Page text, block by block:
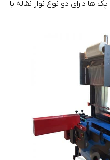
ها دارای دو نوع نوار نقاله یا